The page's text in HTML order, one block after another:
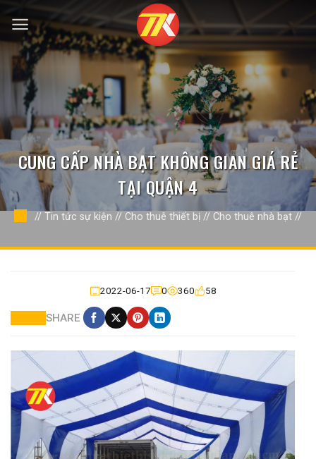
qua
nội
dung
CUNG CẤP NHÀ BẠT KHÔNG GIAN GIÁ RẺ
TẠI QUẬN 4
// Tin tức sự kiện // Cho thuê thiết bị // Cho thuê nhà bạt //
2022-06-17 0 360 58
SHARE